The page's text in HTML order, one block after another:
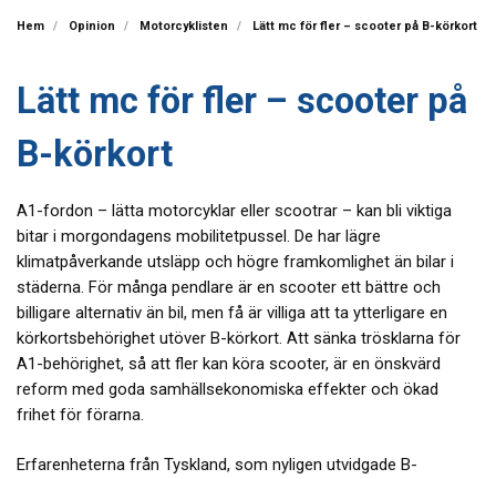
Hem Opinion Motorcyklisten Lätt mc för fler – scooter på B-körkort
Lätt mc för fler – scooter på
B-körkort
A1-fordon – lätta motorcyklar eller scootrar – kan bli viktiga
bitar i morgondagens mobilitetpussel. De har lägre
klimatpåverkande utsläpp och högre framkomlighet än bilar i
städerna. För många pendlare är en scooter ett bättre och
billigare alternativ än bil, men få är villiga att ta ytterligare en
körkortsbehörighet utöver B-körkort. Att sänka trösklarna för
A1-behörighet, så att fler kan köra scooter, är en önskvärd
reform med goda samhällsekonomiska effekter och ökad
frihet för förarna.
Erfarenheterna från Tyskland, som nyligen utvidgade B-